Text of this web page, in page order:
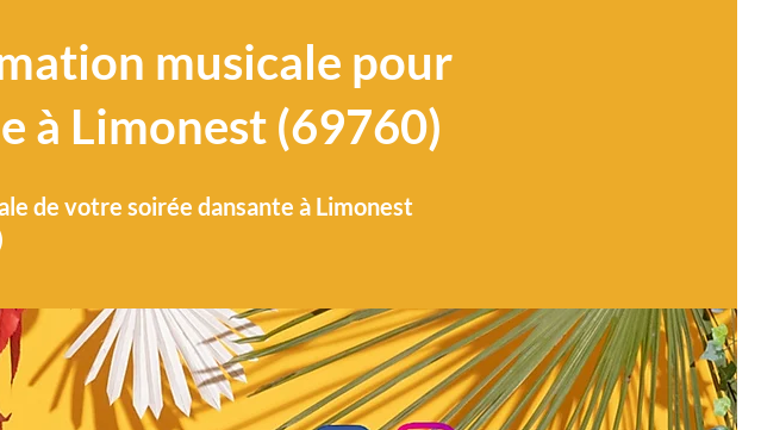
musicale pour
à Limonest (69760)
de votre soirée dansante à Limonest